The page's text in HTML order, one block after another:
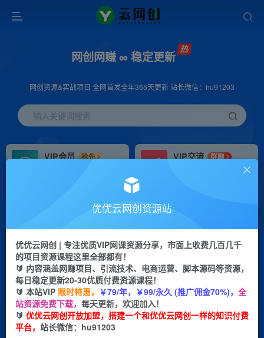
网创网赚 ∞ 稳定更新
网创资源&实战项目 全网首发全年365天更新 站长微信：hu91203
输入关键词搜索
VIP会员
抢先
VIP交流
群聊
研究探讨更多创业项目路子。
会员专属推广链接
挂机 项目
脚本卡密
APP下载
GO
首页 创业课程 会员专属 正文
（7188期）引爆同城-短视频拍剪课：实体商家拍
摄制作实战，教你拍出引流到店的短视频
优优云网创资源站
优优云网创 | 专注优质VIP网课资源分享，市面上收费几百几千
的项目资源课程这里全部都有！
🔰 内容涵盖网赚项目、引流技术、电商运营、脚本源码等资源，
每日稳定更新20-30优质付费资源课程！
🔰 本站VIP 限时特惠， ￥79/年，￥99/永久 (推广佣金70%)， 全
站资源免费下载， 每天更新，欢迎加入！
🔰 优优云网创开放加盟，搭建一个和优优云网创一样的知识付费
平台， 站长微信：hu91203